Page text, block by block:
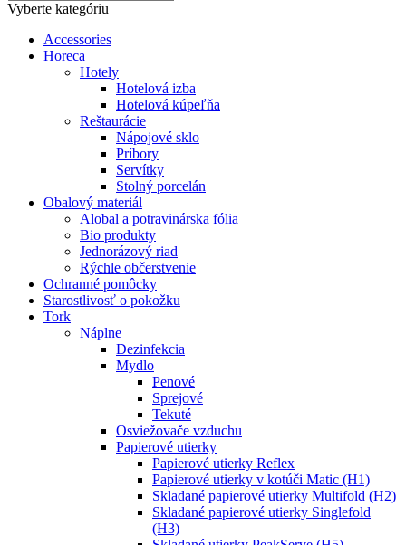
Vyberte kategóriu
Accessories
Horeca
Hotely
Hotelová izba
Hotelová kúpeľňa
Reštaurácie
Nápojové sklo
Príbory
Servítky
Stolný porcelán
Obalový materiál
Alobal a potravinárska fólia
Bio produkty
Jednorázový riad
Rýchle občerstvenie
Ochranné pomôcky
Starostlivosť o pokožku
Tork
Náplne
Dezinfekcia
Mydlo
Penové
Sprejové
Tekuté
Osviežovače vzduchu
Papierové utierky
Papierové utierky Reflex
Papierové utierky v kotúči Matic (H1)
Skladané papierové utierky Multifold (H2)
Skladané papierové utierky Singlefold
(H3)